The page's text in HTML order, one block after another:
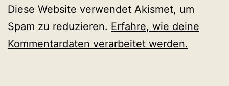
Diese Website verwendet Akismet, um
Spam zu reduzieren. Erfahre, wie deine
Kommentardaten verarbeitet werden.